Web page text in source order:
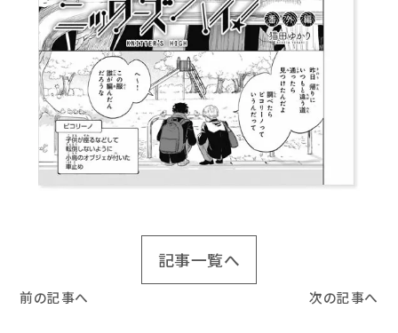
記事一覧へ
前の記事へ 次の記事へ